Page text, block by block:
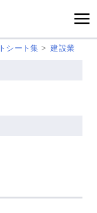
シート集 > 建設業